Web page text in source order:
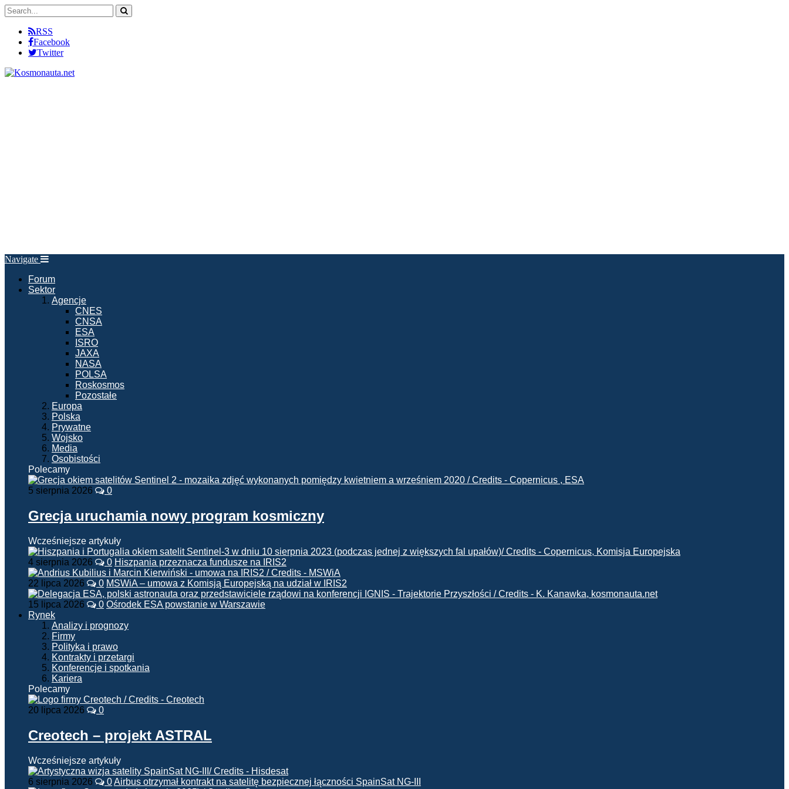
RSS
Facebook
Twitter
Navigate
Forum
Sektor
Agencje
CNES
CNSA
ESA
ISRO
JAXA
NASA
POLSA
Roskosmos
Pozostałe
Europa
Polska
Prywatne
Wojsko
Media
Osobistości
Polecamy
5 sierpnia 2026 0
Grecja uruchamia nowy program kosmiczny
Wcześniejsze artykuły
4 sierpnia 2026 0 Hiszpania przeznacza fundusze na IRIS2
22 lipca 2026 0 MSWiA – umowa z Komisją Europejską na udział w IRIS2
15 lipca 2026 0 Ośrodek ESA powstanie w Warszawie
Rynek
Analizy i prognozy
Firmy
Polityka i prawo
Kontrakty i przetargi
Konferencje i spotkania
Kariera
Polecamy
20 lipca 2026 0
Creotech – projekt ASTRAL
Wcześniejsze artykuły
6 sierpnia 2026 0Airbus otrzymał kontrakt na satelitę bezpiecznej łączności SpainSat NG-III